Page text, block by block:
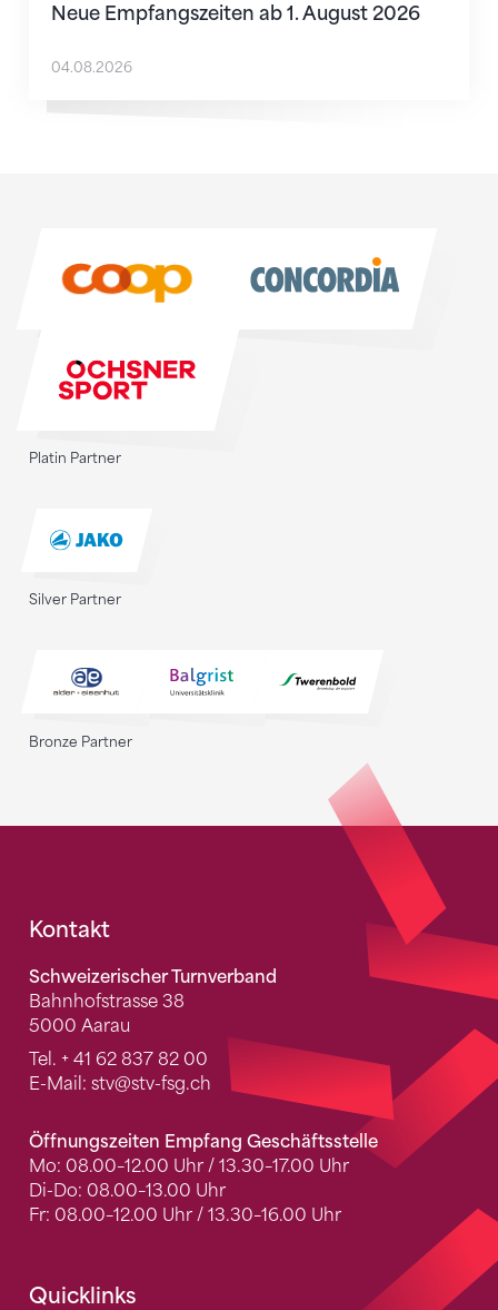
Neue Empfangszeiten ab 1. August 2026
04.08.2026
Platin Partner
Silver Partner
Bronze Partner
Fusszeile
Kontakt
Schweizerischer Turnverband
Bahnhofstrasse 38
5000 Aarau
Tel. + 41 62 837 82 00
E-Mail: stv@stv-fsg.ch
Öffnungszeiten Empfang Geschäftsstelle
Mo: 08.00–12.00 Uhr / 13.30–17.00 Uhr
Di-Do: 08.00–13.00 Uhr
Fr: 08.00–12.00 Uhr / 13.30–16.00 Uhr
Quicklinks